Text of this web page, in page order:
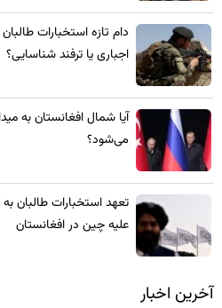
​دام تازه استخبارات
اجباری یا ترفند شناسایی؟
​آیا شمال افغانستان به
می‌شود؟
تعهد استخبارات طالبان
علیه چین در افغانستان
آخرین اخبار